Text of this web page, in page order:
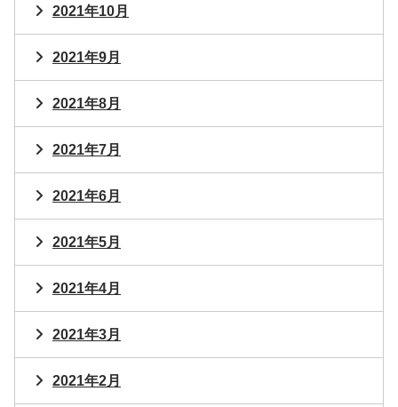
2021年10月
2021年9月
2021年8月
2021年7月
2021年6月
2021年5月
2021年4月
2021年3月
2021年2月